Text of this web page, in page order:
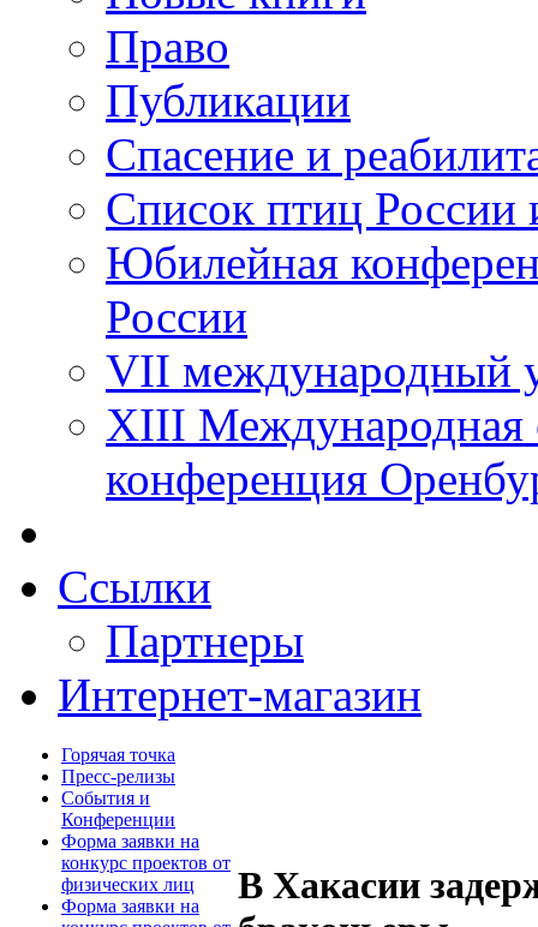
Право
Публикации
Спасение и
Список птиц России
Юбилейная
России
VII международный
XIII Международная
конференция
Ссылки
Партнеры
Интернет-магазин
Горячая точка
Пресс-релизы
События и
Конференции
Форма заявки на
конкурс проектов от
физических лиц
Форма заявки на
В Хакасии